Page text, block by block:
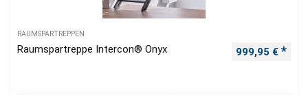
RAUMSPARTREPPEN
Raumspartreppe Intercon® Onyx 999,95 €